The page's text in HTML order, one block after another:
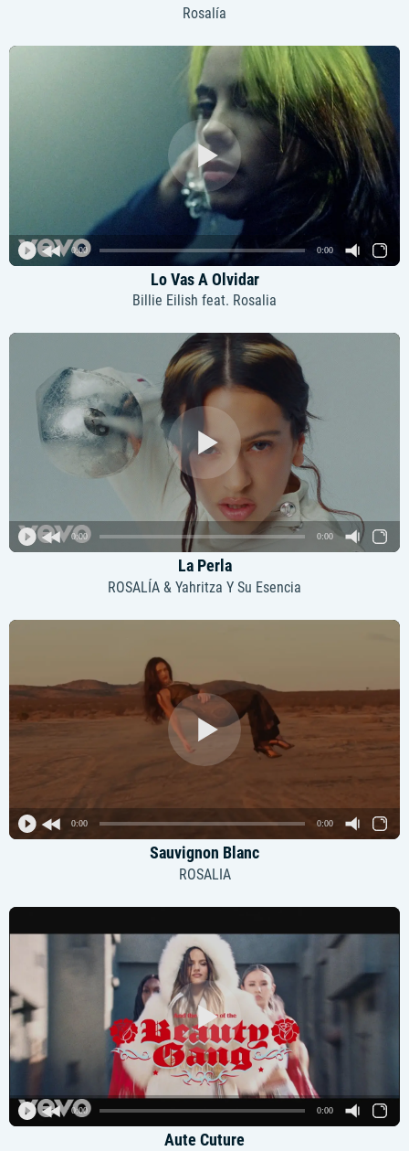
Rosalía
0:00 0:00
Lo Vas A Olvidar
Billie Eilish feat. Rosalia
0:00 0:00
La Perla
ROSALÍA & Yahritza Y Su Esencia
0:00 0:00
Sauvignon Blanc
ROSALIA
0:00 0:00
Aute Cuture